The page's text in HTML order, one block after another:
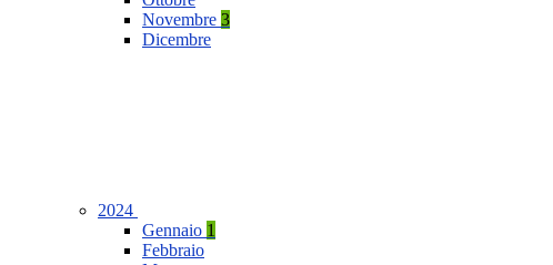
Novembre 3
Dicembre
2024
Gennaio 1
Febbraio